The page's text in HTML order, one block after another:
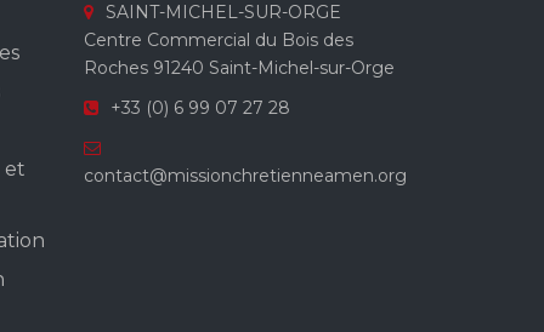
et
SAINT-MICHEL-SUR-ORGE
Centre Commercial du Bois des
Roches 91240 Saint-Michel-sur-Orge
+33 (0) 6 99 07 27 28
contact@missionchretienneamen.org